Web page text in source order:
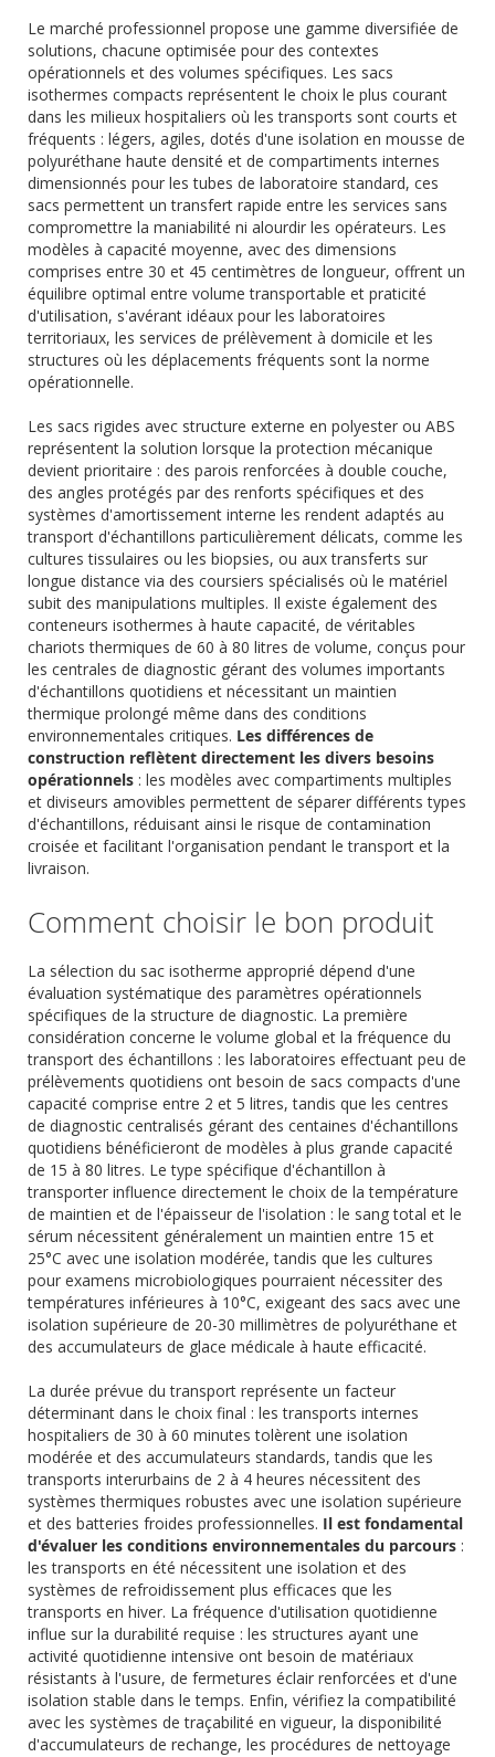
Le marché professionnel propose une gamme diversifiée de
solutions, chacune optimisée pour des contextes
opérationnels et des volumes spécifiques. Les sacs
isothermes compacts représentent le choix le plus courant
dans les milieux hospitaliers où les transports sont courts et
fréquents : légers, agiles, dotés d'une isolation en mousse de
polyuréthane haute densité et de compartiments internes
dimensionnés pour les tubes de laboratoire standard, ces
sacs permettent un transfert rapide entre les services sans
compromettre la maniabilité ni alourdir les opérateurs. Les
modèles à capacité moyenne, avec des dimensions
comprises entre 30 et 45 centimètres de longueur, offrent un
équilibre optimal entre volume transportable et praticité
d'utilisation, s'avérant idéaux pour les laboratoires
territoriaux, les services de prélèvement à domicile et les
structures où les déplacements fréquents sont la norme
opérationnelle.
Les sacs rigides avec structure externe en polyester ou ABS
représentent la solution lorsque la protection mécanique
devient prioritaire : des parois renforcées à double couche,
des angles protégés par des renforts spécifiques et des
systèmes d'amortissement interne les rendent adaptés au
transport d'échantillons particulièrement délicats, comme les
cultures tissulaires ou les biopsies, ou aux transferts sur
longue distance via des coursiers spécialisés où le matériel
subit des manipulations multiples. Il existe également des
conteneurs isothermes à haute capacité, de véritables
chariots thermiques de 60 à 80 litres de volume, conçus pour
les centrales de diagnostic gérant des volumes importants
d'échantillons quotidiens et nécessitant un maintien
thermique prolongé même dans des conditions
environnementales critiques. Les différences de
construction reflètent directement les divers besoins
opérationnels : les modèles avec compartiments multiples
et diviseurs amovibles permettent de séparer différents types
d'échantillons, réduisant ainsi le risque de contamination
croisée et facilitant l'organisation pendant le transport et la
livraison.
Comment choisir le bon produit
La sélection du sac isotherme approprié dépend d'une
évaluation systématique des paramètres opérationnels
spécifiques de la structure de diagnostic. La première
considération concerne le volume global et la fréquence du
transport des échantillons : les laboratoires effectuant peu de
prélèvements quotidiens ont besoin de sacs compacts d'une
capacité comprise entre 2 et 5 litres, tandis que les centres
de diagnostic centralisés gérant des centaines d'échantillons
quotidiens bénéficieront de modèles à plus grande capacité
de 15 à 80 litres. Le type spécifique d'échantillon à
transporter influence directement le choix de la température
de maintien et de l'épaisseur de l'isolation : le sang total et le
sérum nécessitent généralement un maintien entre 15 et
25°C avec une isolation modérée, tandis que les cultures
pour examens microbiologiques pourraient nécessiter des
températures inférieures à 10°C, exigeant des sacs avec une
isolation supérieure de 20-30 millimètres de polyuréthane et
des accumulateurs de glace médicale à haute efficacité.
La durée prévue du transport représente un facteur
déterminant dans le choix final : les transports internes
hospitaliers de 30 à 60 minutes tolèrent une isolation
modérée et des accumulateurs standards, tandis que les
transports interurbains de 2 à 4 heures nécessitent des
systèmes thermiques robustes avec une isolation supérieure
et des batteries froides professionnelles. Il est fondamental
d'évaluer les conditions environnementales du parcours :
les transports en été nécessitent une isolation et des
systèmes de refroidissement plus efficaces que les
transports en hiver. La fréquence d'utilisation quotidienne
influe sur la durabilité requise : les structures ayant une
activité quotidienne intensive ont besoin de matériaux
résistants à l'usure, de fermetures éclair renforcées et d'une
isolation stable dans le temps. Enfin, vérifiez la compatibilité
avec les systèmes de traçabilité en vigueur, la disponibilité
d'accumulateurs de rechange, les procédures de nettoyage